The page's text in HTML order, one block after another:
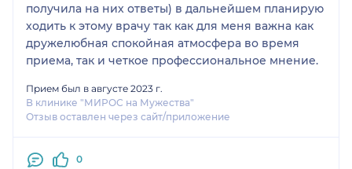
получила на них ответы) в дальнейшем планирую
ходить к этому врачу так как для меня важна как
дружелюбная спокойная атмосфера во время
приема, так и четкое профессиональное мнение.
Прием был в августе 2023 г.
В клинике "МИРОС на Мужества"
Отзыв оставлен через сайт/приложение
0